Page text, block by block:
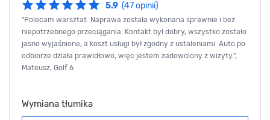
5.9 (47 opinii)
"Polecam warsztat. Naprawa została wykonana sprawnie i bez
niepotrzebnego przeciągania. Kontakt był dobry, wszystko zostało
jasno wyjaśnione, a koszt usługi był zgodny z ustaleniami. Auto po
odbiorze działa prawidłowo, więc jestem zadowolony z wizyty.",
Mateusz, Golf 6
Wymiana tłumika